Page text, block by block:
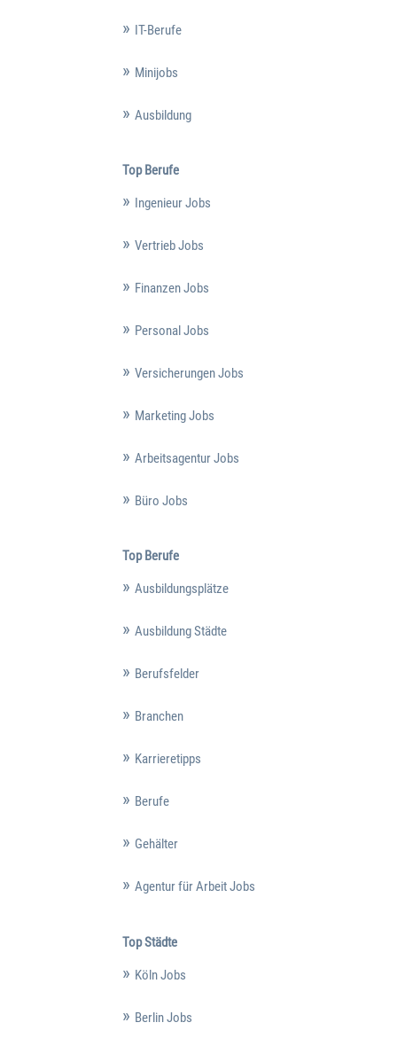
IT-Berufe
Minijobs
Ausbildung
Top Berufe
Ingenieur Jobs
Vertrieb Jobs
Finanzen Jobs
Personal Jobs
Versicherungen Jobs
Marketing Jobs
Arbeitsagentur Jobs
Büro Jobs
Top Berufe
Ausbildungsplätze
Ausbildung Städte
Berufsfelder
Branchen
Karrieretipps
Berufe
Gehälter
Agentur für Arbeit Jobs
Top Städte
Köln Jobs
Berlin Jobs